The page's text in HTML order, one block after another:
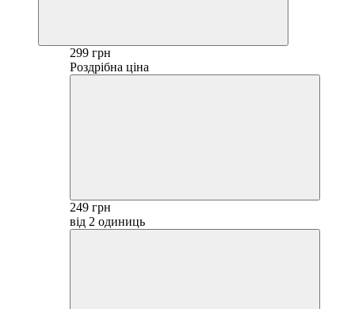
299 грн
Роздрібна ціна
249 грн
від 2 одиниць